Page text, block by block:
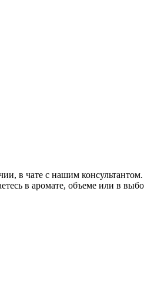
в чате с нашим
в аромате, объеме или в